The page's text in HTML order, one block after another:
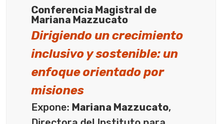
Conferencia Magistral de
Mariana Mazzucato
Dirigiendo un crecimiento
inclusivo y sostenible: un
enfoque orientado por
misiones
Expone: Mariana Mazzucato,